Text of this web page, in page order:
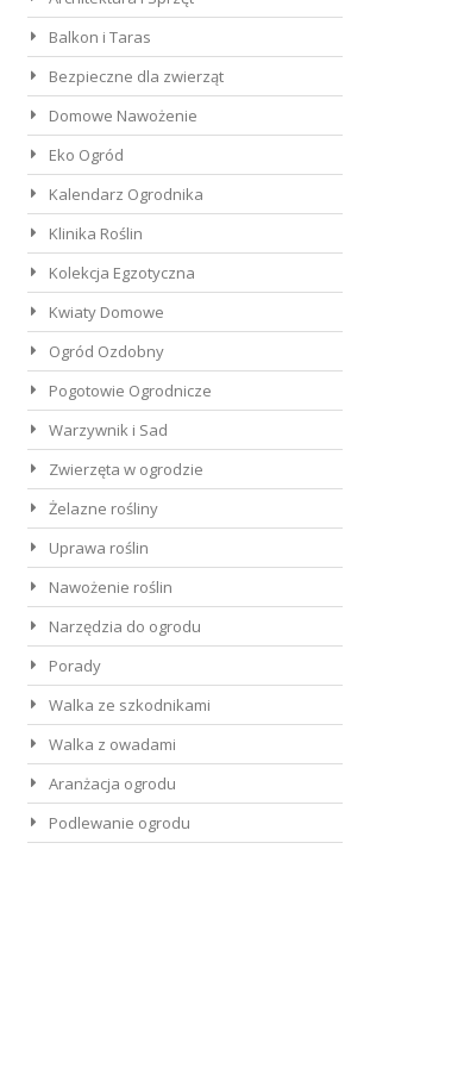
Balkon i Taras
Bezpieczne dla zwierząt
Domowe Nawożenie
Eko Ogród
Kalendarz Ogrodnika
Klinika Roślin
Kolekcja Egzotyczna
Kwiaty Domowe
Ogród Ozdobny
Pogotowie Ogrodnicze
Warzywnik i Sad
Zwierzęta w ogrodzie
Żelazne rośliny
Uprawa roślin
Nawożenie roślin
Narzędzia do ogrodu
Porady
Walka ze szkodnikami
Walka z owadami
Aranżacja ogrodu
Podlewanie ogrodu